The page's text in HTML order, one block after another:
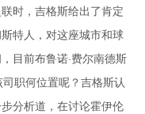
时，吉格斯给出了肯定
特人，对这座城市和球
目前布鲁诺·费尔南德斯
职何位置呢？吉格斯认
分析道，在讨论霍伊伦